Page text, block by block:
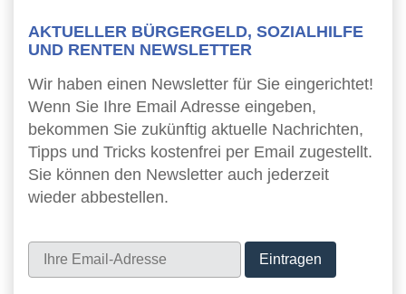
AKTUELLER BÜRGERGELD, SOZIALHILFE
UND RENTEN NEWSLETTER
Wir haben einen Newsletter für Sie eingerichtet!
Wenn Sie Ihre Email Adresse eingeben,
bekommen Sie zukünftig aktuelle Nachrichten,
Tipps und Tricks kostenfrei per Email zugestellt.
Sie können den Newsletter auch jederzeit
wieder abbestellen.